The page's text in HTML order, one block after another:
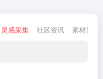
灵感采集 社区资讯 素材资源